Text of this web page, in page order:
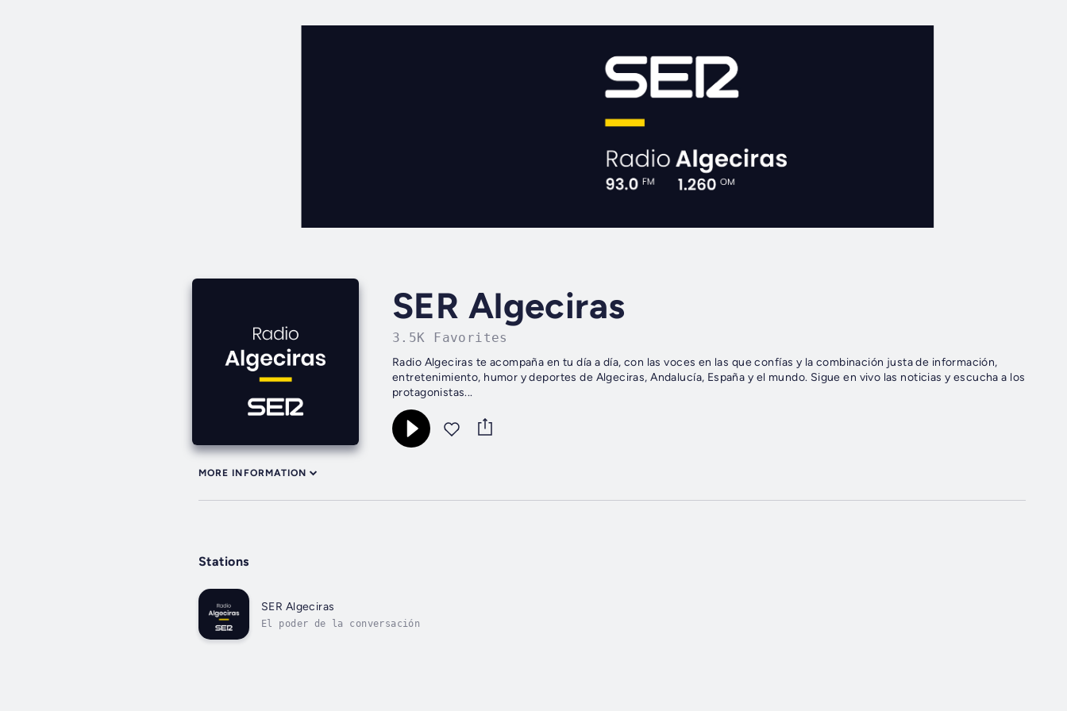
SER Algeciras
3.5K Favorites
Radio Algeciras te acompaña en tu día a día, con las voces en las que confías y la combinación justa de información,
entretenimiento, humor y deportes de Algeciras, Andalucía, España y el mundo. Sigue en vivo las noticias y escucha a los
protagonistas...
MORE INFORMATION
Stations
SER Algeciras
El poder de la conversación